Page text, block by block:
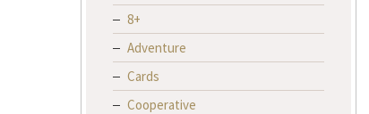
8+
Adventure
Cards
Cooperative